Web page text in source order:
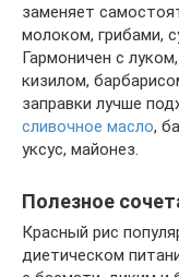
заменяет
молоком, грибами,
Гармоничен с луком,
кизилом,
заправки лучше
сливочное масло,
уксус, майонез.
Полезное
Красный рис
диетическом